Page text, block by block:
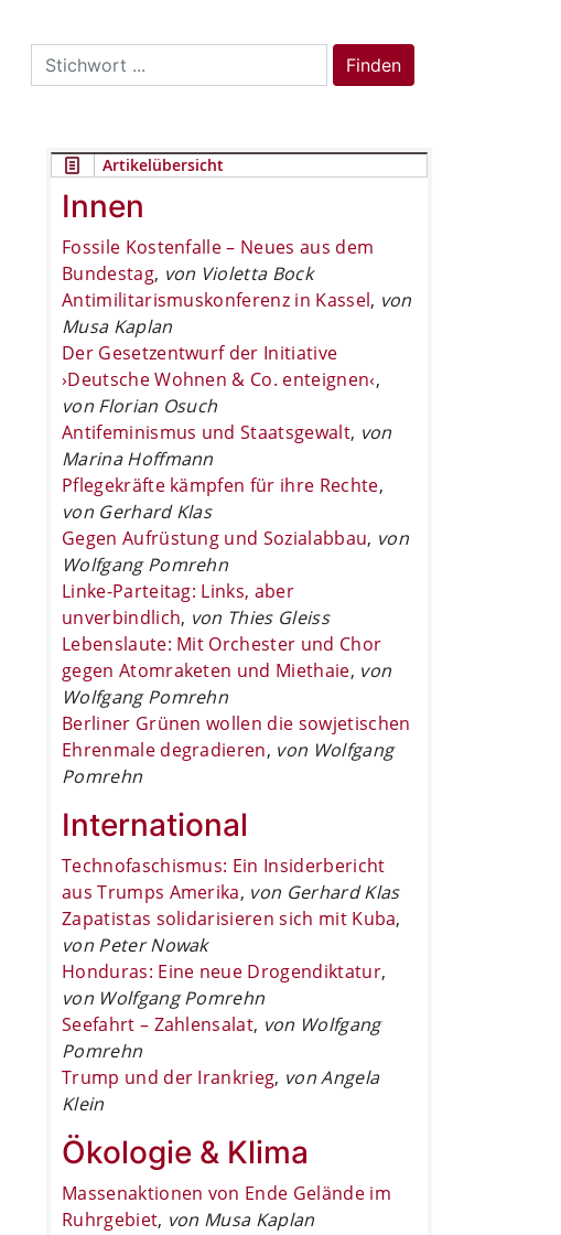
Search
for:
Finden
Artikelübersicht
Innen
Fossile Kostenfalle – Neues aus dem
Bundestag, von Violetta Bock
Antimilitarismuskonferenz in Kassel, von
Musa Kaplan
Der Gesetzentwurf der Initiative
›Deutsche Wohnen & Co. enteignen‹,
von Florian Osuch
Antifeminismus und Staatsgewalt, von
Marina Hoffmann
Pflegekräfte kämpfen für ihre Rechte,
von Gerhard Klas
Gegen Aufrüstung und Sozialabbau, von
Wolfgang Pomrehn
Linke-Parteitag: Links, aber
unverbindlich, von Thies Gleiss
Lebenslaute: Mit Orchester und Chor
gegen Atomraketen und Miethaie, von
Wolfgang Pomrehn
Berliner Grünen wollen die sowjetischen
Ehrenmale degradieren, von Wolfgang
Pomrehn
International
Technofaschismus: Ein Insiderbericht
aus Trumps Amerika, von Gerhard Klas
Zapatistas solidarisieren sich mit Kuba,
von Peter Nowak
Honduras: Eine neue Drogendiktatur,
von Wolfgang Pomrehn
Seefahrt – Zahlensalat, von Wolfgang
Pomrehn
Trump und der Irankrieg, von Angela
Klein
Ökologie & Klima
Massenaktionen von Ende Gelände im
Ruhrgebiet, von Musa Kaplan